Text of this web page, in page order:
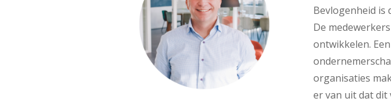
Bevlogenheid is
De
ontwikkelen.
organisaties
er van uit dat dit